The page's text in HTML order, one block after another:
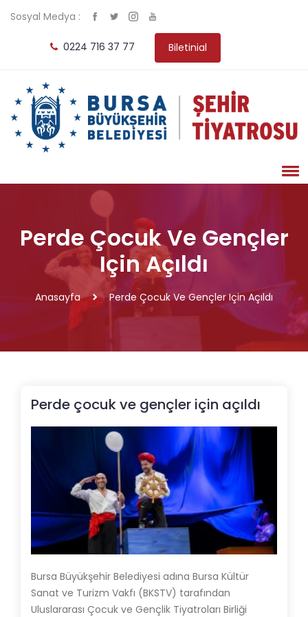
Sosyal Medya :
0224 716 37 77 Biletinial
Perde Çocuk Ve Gençler
Için Açıldı
Anasayfa Perde Çocuk Ve Gençler Için Açıldı
Perde çocuk ve gençler için açıldı
Bursa Büyükşehir Belediyesi adına Bursa Kültür
Sanat ve Turizm Vakfı (BKSTV) tarafından
Uluslararası Çocuk ve Gençlik Tiyatroları Birliği